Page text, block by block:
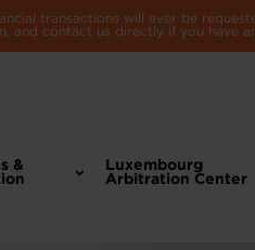
transactions will ever be
and contact us directly if you have
&
Luxembourg
Arbitration Center